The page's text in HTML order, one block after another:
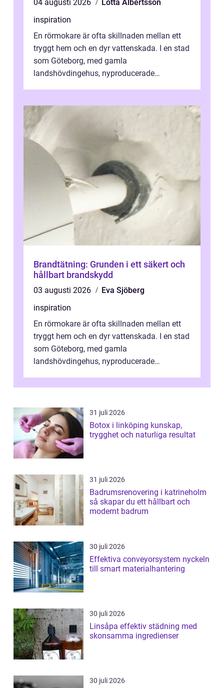
04 augusti 2026
Lotta Albertsson
inspiration
En rörmokare är ofta skillnaden mellan ett
tryggt hem och en dyr vattenskada. I en stad
som Göteborg, med gamla
landshövdingehus, nyproducerade
Brandtätning: Grunden i ett säkert och
hållbart brandskydd
03 augusti 2026
Eva Sjöberg
inspiration
En rörmokare är ofta skillnaden mellan ett
tryggt hem och en dyr vattenskada. I en stad
som Göteborg, med gamla
landshövdingehus, nyproducerade
ställs höga k...
31 juli 2026
Botox i linköping kunskap,
trygghet och naturliga resultat
31 juli 2026
Badrumsrenovering i katrineholm
så skapar du ett hållbart och
modernt badrum
30 juli 2026
Effektiva conveyorsystem nyckeln
till smart materialhantering
30 juli 2026
Linsåpa effektiv städning med
skonsamma ingredienser
30 juli 2026